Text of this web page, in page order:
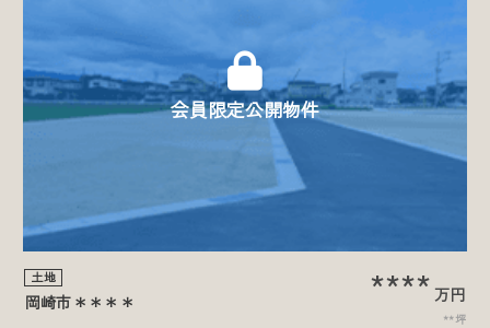
会員限定公開物件
土地
岡崎市＊＊＊＊ **** 万円
**坪